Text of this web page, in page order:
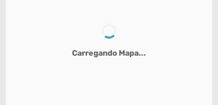
Carregando Mapa...